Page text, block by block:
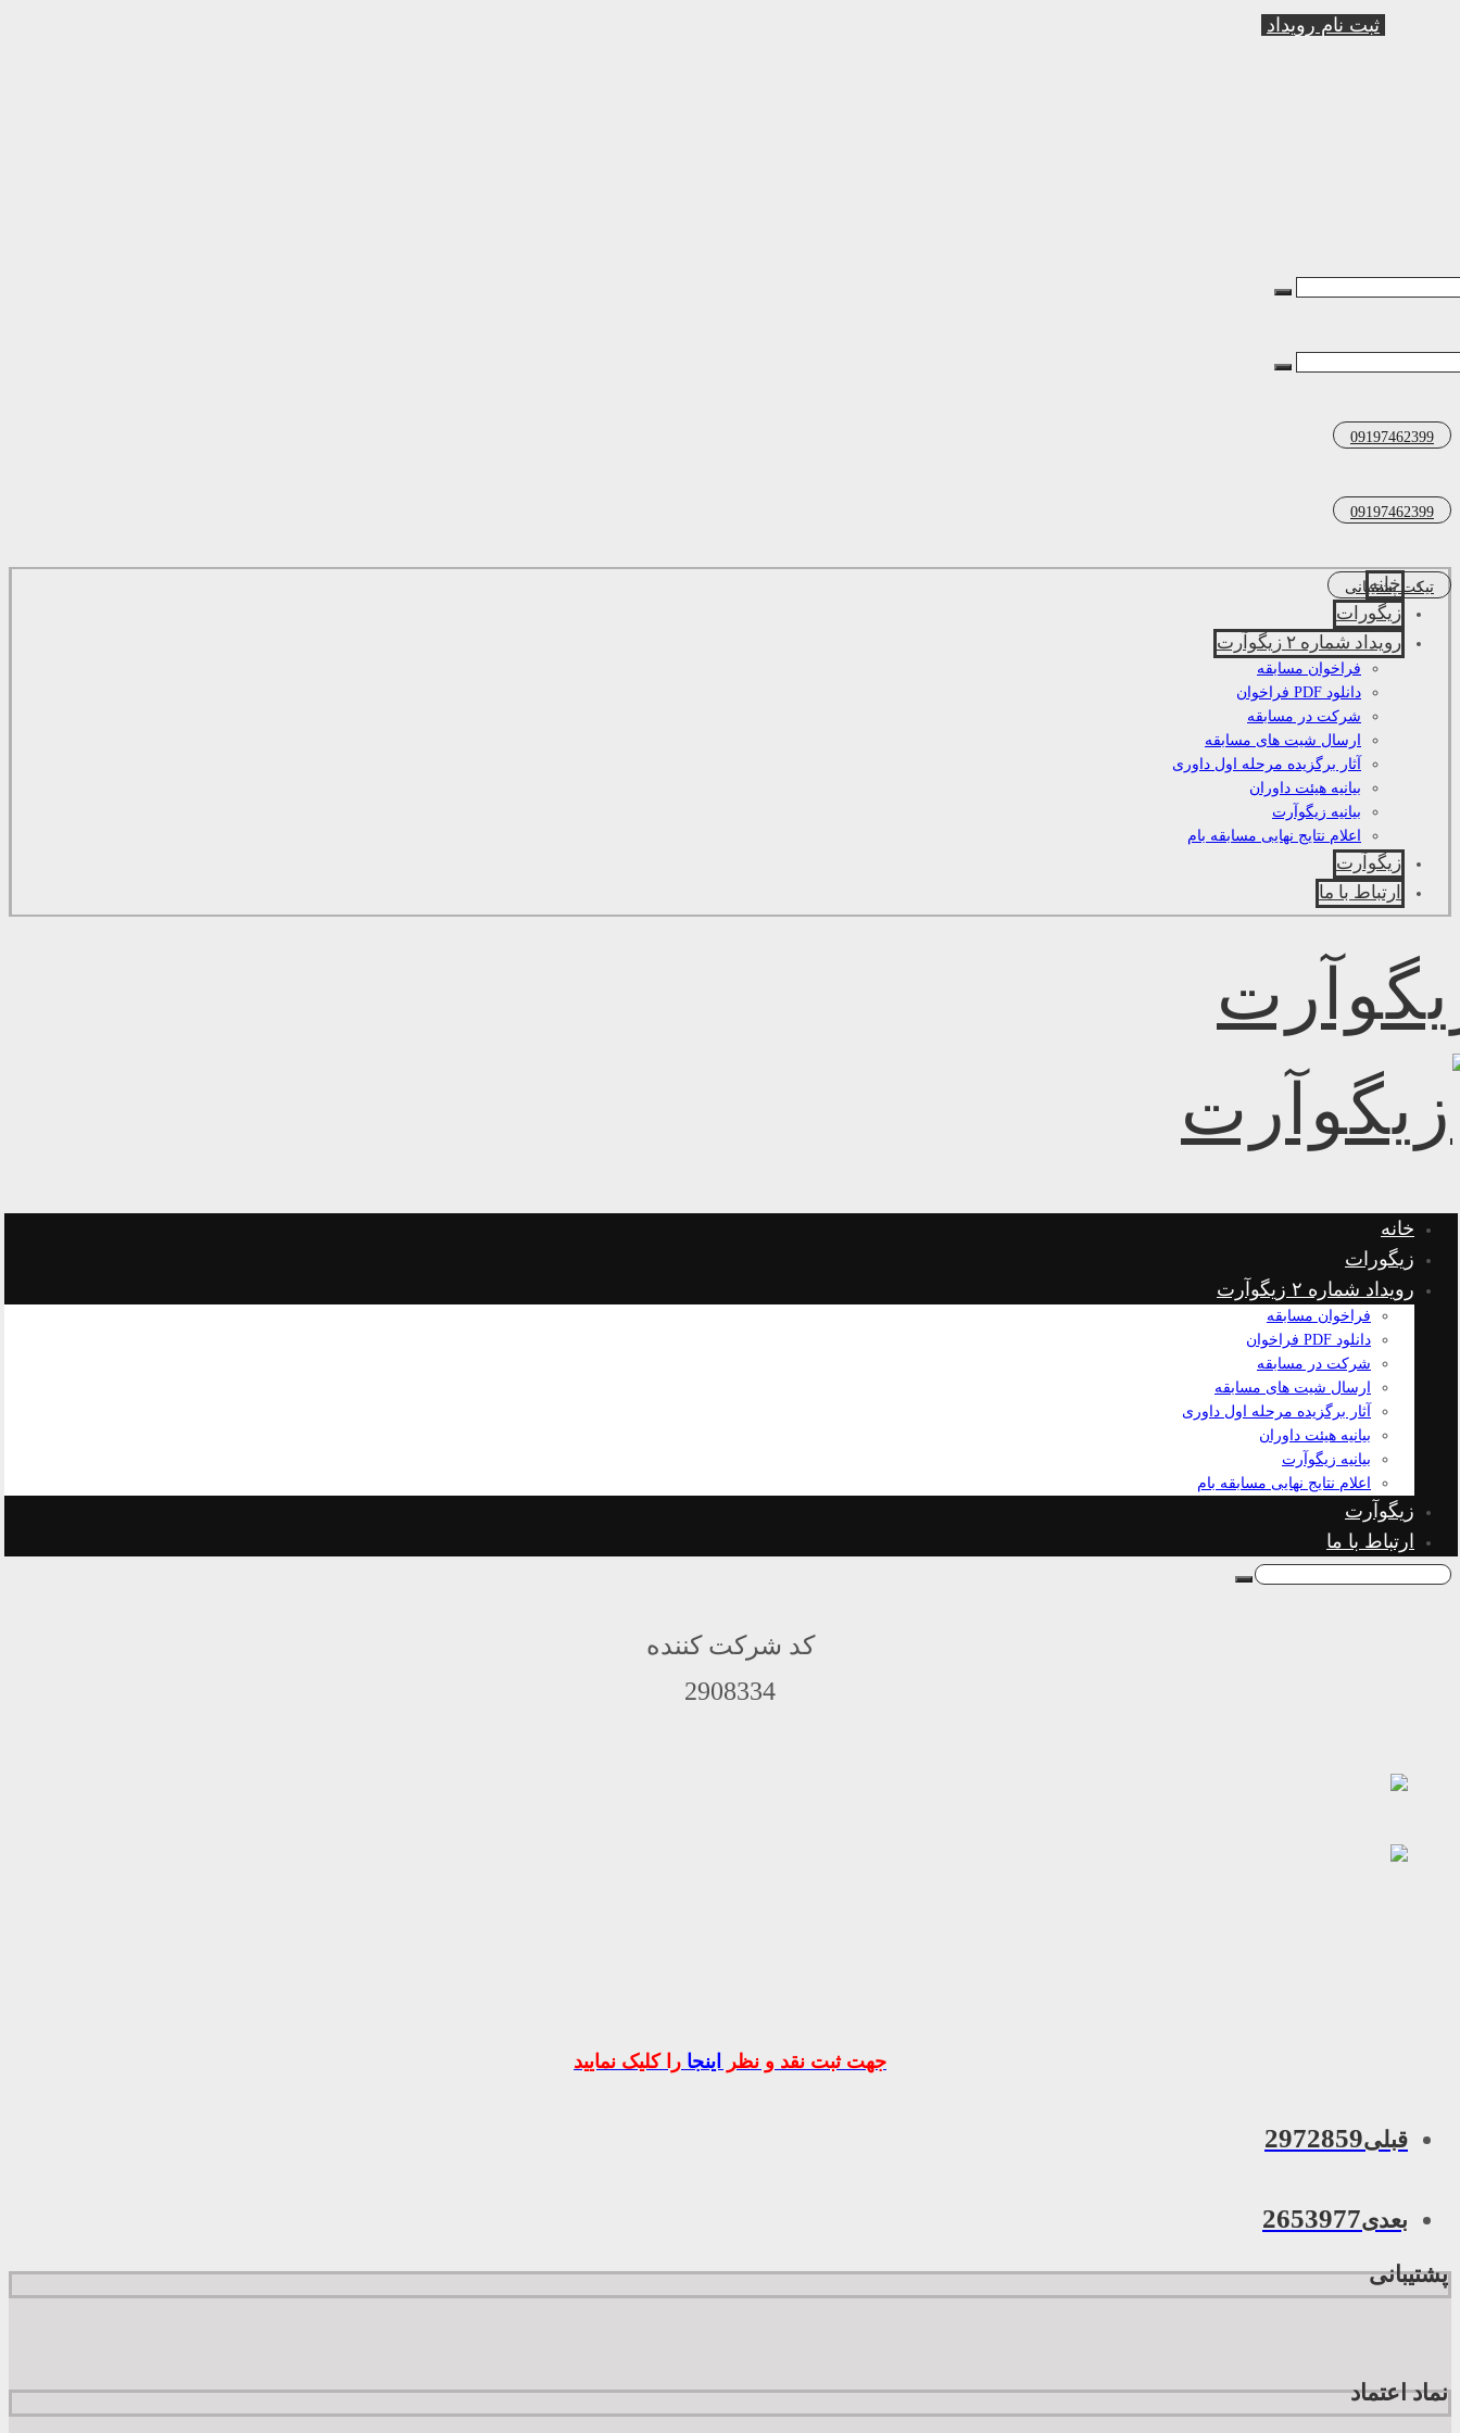
ثبت نام رویداد
09197462399
09197462399
تیکت پشتیبانی
خانه
زیگورات
رویداد شماره ۲ زیگوآرت
فراخوان مسابقه
دانلود PDF فراخوان
شرکت در مسابقه
ارسال شیت های مسابقه
آثار برگزیده مرحله اول داوری
بیانیه هیئت داوران
بیانیه زیگوآرت
اعلام نتایج نهایی مسابقه بام
زیگوآرت
ارتباط با ما
خانه
زیگورات
رویداد شماره ۲ زیگوآرت
فراخوان مسابقه
دانلود PDF فراخوان
شرکت در مسابقه
ارسال شیت های مسابقه
آثار برگزیده مرحله اول داوری
بیانیه هیئت داوران
بیانیه زیگوآرت
اعلام نتایج نهایی مسابقه بام
زیگوآرت
ارتباط با ما
کد شرکت کننده
2908334
جهت ثبت نقد و نظر اینجا را کلیک نمایید
قبلی2972859
بعدی2653977
پشتیبانی
نماد اعتماد